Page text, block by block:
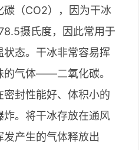
碳（CO2），因为干冰
摄氏度，因此常用于
态。干冰非常容易挥
的气体——二氧化碳。
密封性能好、体积小的
。将干冰存放在通风
发产生的气体释放出